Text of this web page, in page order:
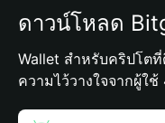
ดาวน์โหลด
Wallet สำหรับคริปโต
ความไว้วางใจจากผู้ใ